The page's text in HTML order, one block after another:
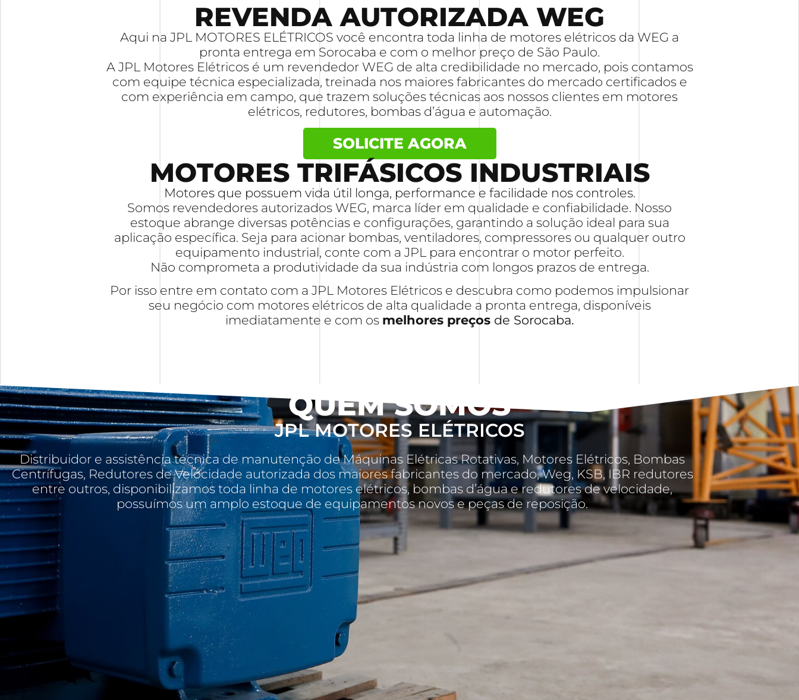
REVENDA AUTORIZADA WEG
Aqui na JPL MOTORES ELÉTRICOS você encontra toda linha de motores elétricos da WEG a
pronta entrega em Sorocaba e com o melhor preço de São Paulo.
A JPL Motores Elétricos é um revendedor WEG de alta credibilidade no mercado, pois contamos
com equipe técnica especializada, treinada nos maiores fabricantes do mercado certificados e
com experiência em campo, que trazem soluções técnicas aos nossos clientes em motores
elétricos, redutores, bombas d’água e automação.
SOLICITE AGORA
MOTORES TRIFÁSICOS INDUSTRIAIS
Motores que possuem vida útil longa, performance e facilidade nos controles.
Somos revendedores autorizados WEG, marca líder em qualidade e confiabilidade. Nosso
estoque abrange diversas potências e configurações, garantindo a solução ideal para sua
aplicação específica. Seja para acionar bombas, ventiladores, compressores ou qualquer outro
equipamento industrial, conte com a JPL para encontrar o motor perfeito.
Não comprometa a produtividade da sua indústria com longos prazos de entrega.
Por isso entre em contato com a JPL Motores Elétricos e descubra como podemos impulsionar
seu negócio com motores elétricos de alta qualidade a pronta entrega, disponíveis
imediatamente e com os melhores preços de Sorocaba.
QUEM SOMOS
JPL MOTORES ELÉTRICOS
Distribuidor e assistência técnica de manutenção de Máquinas Elétricas Rotativas, Motores Elétricos, Bombas
Centrífugas, Redutores de Velocidade autorizada dos maiores fabricantes do mercado, Weg, KSB, IBR redutores
entre outros, disponibilizamos toda linha de motores elétricos, bombas d’água e redutores de velocidade,
possuímos um amplo estoque de equipamentos novos e peças de reposição.